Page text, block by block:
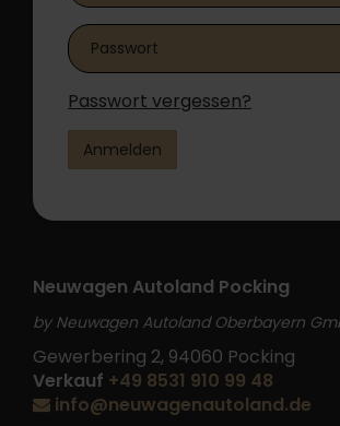
Passwort vergessen?
Anmelden
Neuwagen Autoland Pocking
by Neuwagen Autoland Oberbayern
Gewerbering 2, 94060 Pocking
Verkauf +49 8531 910 99 48
info@neuwagenautoland.de